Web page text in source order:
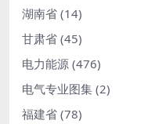
湖南省 (14)
甘肃省 (45)
电力能源 (476)
电气专业图集 (2)
福建省 (78)